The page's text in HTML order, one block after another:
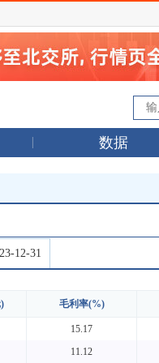
数据
12-31
毛利率(%)
15.17
11.12